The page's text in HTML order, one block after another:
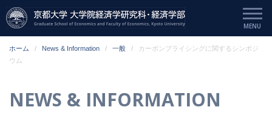
ホーム News & Information 一般
カーボンプライシングに関するシンポジ
ウム
NEWS & INFORMATION